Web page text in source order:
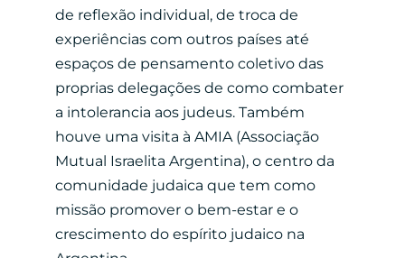
de reflexão individual, de troca de
experiências com outros países até
espaços de pensamento coletivo das
proprias delegações de como combater
a intolerancia aos judeus. Também
houve uma visita à AMIA (Associação
Mutual Israelita Argentina), o centro da
comunidade judaica que tem como
missão promover o bem-estar e o
crescimento do espírito judaico na